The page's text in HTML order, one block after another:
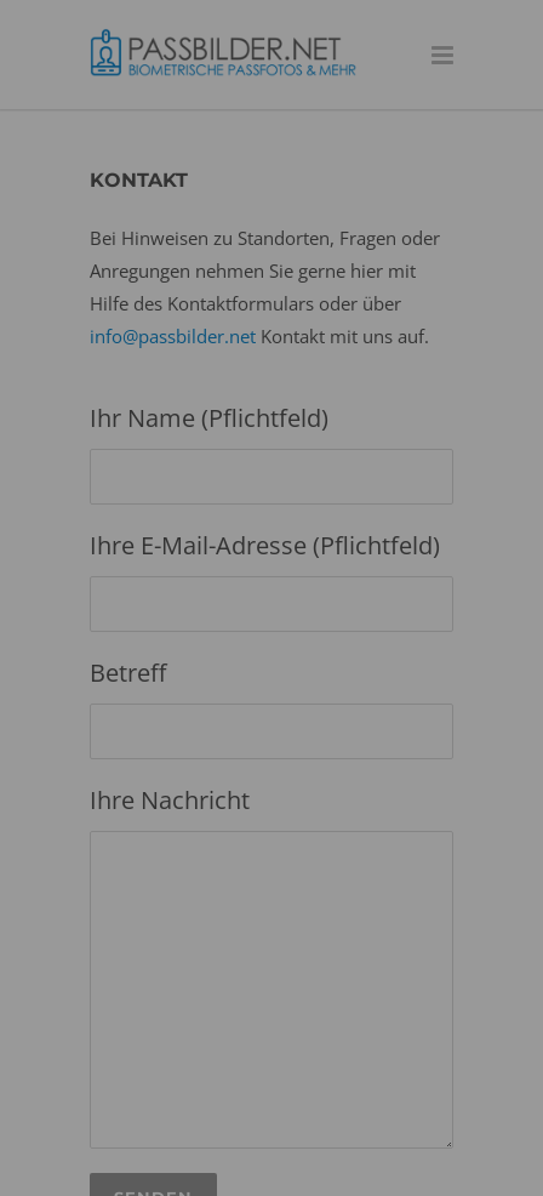
KONTAKT
Bei Hinweisen zu Standorten, Fragen oder
Anregungen nehmen Sie gerne hier mit
Hilfe des Kontaktformulars oder über
info@passbilder.net Kontakt mit uns auf.
Ihr Name (Pflichtfeld)
Ihre E-Mail-Adresse (Pflichtfeld)
Betreff
Ihre Nachricht